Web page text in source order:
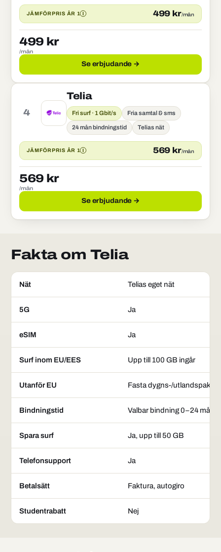
JÄMFÖRPRIS ÅR 1 I 499 kr/mån
499 kr
/mån
Se erbjudande →
4
Telia
Fri surf · 1 Gbit/s Fria samtal & sms
24 mån bindningstid Telias nät
JÄMFÖRPRIS ÅR 1 I 569 kr/mån
569 kr
/mån
Se erbjudande →
Fakta om Telia
Nät Telias eget nät
5G Ja
eSIM Ja
Surf inom EU/EES Upp till 100 GB ingår
Utanför EU Fasta dygns-/utlandspaket
Bindningstid Valbar bindning 0–24 mån
Spara surf Ja, upp till 50 GB
Telefonsupport Ja
Betalsätt Faktura, autogiro
Studentrabatt Nej